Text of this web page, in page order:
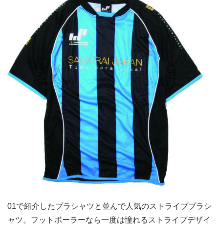
01で紹介したプラシャツと並んで人気のストライププラシ
ャツ。フットボーラーなら一度は憧れるストライプデザイ